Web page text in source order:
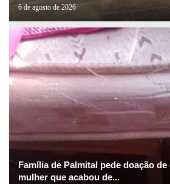
6 de agosto de 2026
Família de Palmital pede doação
mulher que acabou de...